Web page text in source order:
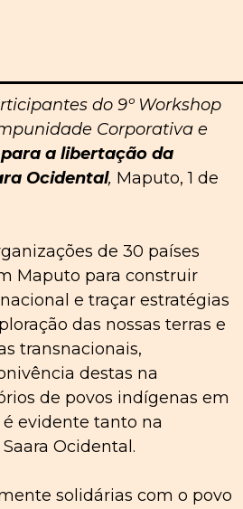
do 9º Workshop
Corporativa e
para a libertação da
Ocidental, Maputo, 1 de
de 30 países
Maputo para construir
e traçar estratégias
das nossas terras e
transnacionais,
destas na
de povos indígenas em
evidente tanto na
Ocidental.
solidárias com o povo